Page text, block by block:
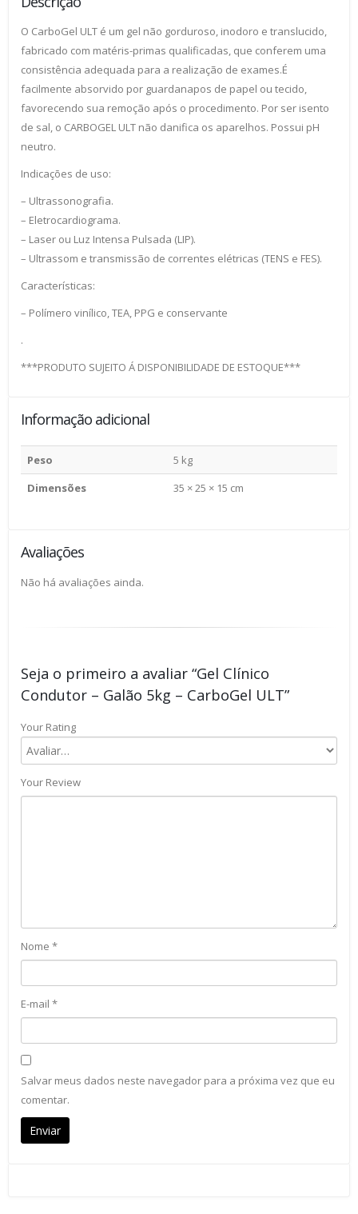
O CarboGel ULT é um gel não gorduroso, inodoro e translucido,
fabricado com matéris-primas qualificadas, que conferem uma
consistência adequada para a realização de exames.É
facilmente absorvido por guardanapos de papel ou tecido,
favorecendo sua remoção após o procedimento. Por ser isento
de sal, o CARBOGEL ULT não danifica os aparelhos. Possui pH
neutro.
Indicações de uso:
– Ultrassonografia.
– Eletrocardiograma.
– Laser ou Luz Intensa Pulsada (LIP).
– Ultrassom e transmissão de correntes elétricas (TENS e FES).
Características:
– Polímero vinílico, TEA, PPG e conservante
.
***PRODUTO SUJEITO Á DISPONIBILIDADE DE ESTOQUE***
Informação adicional
Peso
5 kg
Dimensões
35 × 25 × 15 cm
Avaliações
Não há avaliações ainda.
Seja o primeiro a avaliar “Gel Clínico
Condutor – Galão 5kg – CarboGel ULT”
Your Rating
Your Review
Nome *
E-mail *
Salvar meus dados neste navegador para a próxima vez que eu
comentar.